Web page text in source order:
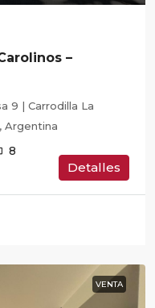
–
9 | Carrodilla La
Argentina
8
Detalles
VENTA